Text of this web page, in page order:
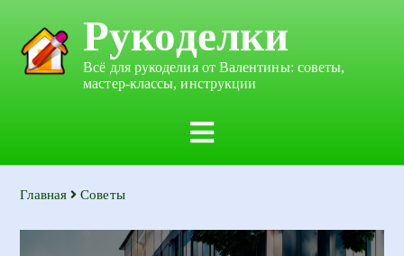
Рукоделки
Всё для рукоделия от Валентины: советы,
мастер-классы, инструкции
Главная Советы